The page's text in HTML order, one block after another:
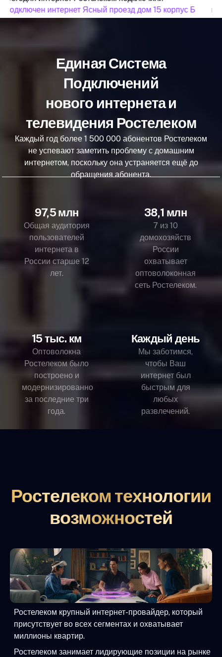
подключен интернет Ясный проезд дом 15 корпус Б
Единая Система
Подключений
нового интернета и
телевидения Ростелеком
Каждый год более 1 500 000 абонентов Ростелеком
не успевают заметить проблему с домашним
интернетом, поскольку она устраняется ещё до
обращения абонента.
97,5 млн
Общая аудитория
пользователей
интернета в
России старше 12
лет.
38,1 млн
7 из 10
домохозяйств
России
охватывает
оптоволоконная
сеть Ростелеком.
15 тыс. км
Оптоволокна
Ростелеком было
построено и
модернизированно
за последние три
года.
Каждый день
Мы заботимся,
чтобы Ваш
интернет был
быстрым для
любых
развлечений.
Ростелеком технологии
возможностей
Ростелеком крупный интернет-провайдер, который
присутствует во всех сегментах и охватывает
миллионы квартир.
Ростелеком занимает лидирующие позиции на рынке